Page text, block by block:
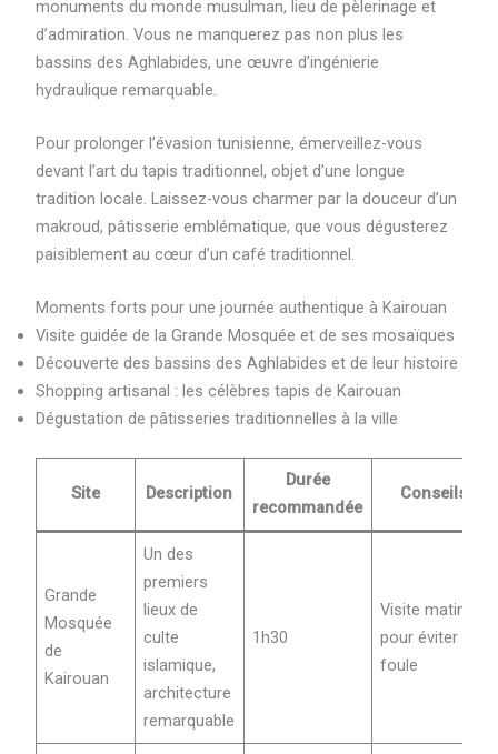
monuments du monde musulman, lieu de pèlerinage et
d’admiration. Vous ne manquerez pas non plus les
bassins des Aghlabides, une œuvre d’ingénierie
hydraulique remarquable.
Pour prolonger l’évasion tunisienne, émerveillez-vous
devant l’art du tapis traditionnel, objet d’une longue
tradition locale. Laissez-vous charmer par la douceur d’un
makroud, pâtisserie emblématique, que vous dégusterez
paisiblement au cœur d’un café traditionnel.
Moments forts pour une journée authentique à Kairouan
Visite guidée de la Grande Mosquée et de ses mosaïques
Découverte des bassins des Aghlabides et de leur histoire
Shopping artisanal : les célèbres tapis de Kairouan
Dégustation de pâtisseries traditionnelles à la ville
Site Description
Durée
recommandée
Conseils
Grande
Mosquée
de
Kairouan
Un des
premiers
lieux de
culte
islamique,
architecture
remarquable
1h30
Visite matinale
pour éviter la
foule